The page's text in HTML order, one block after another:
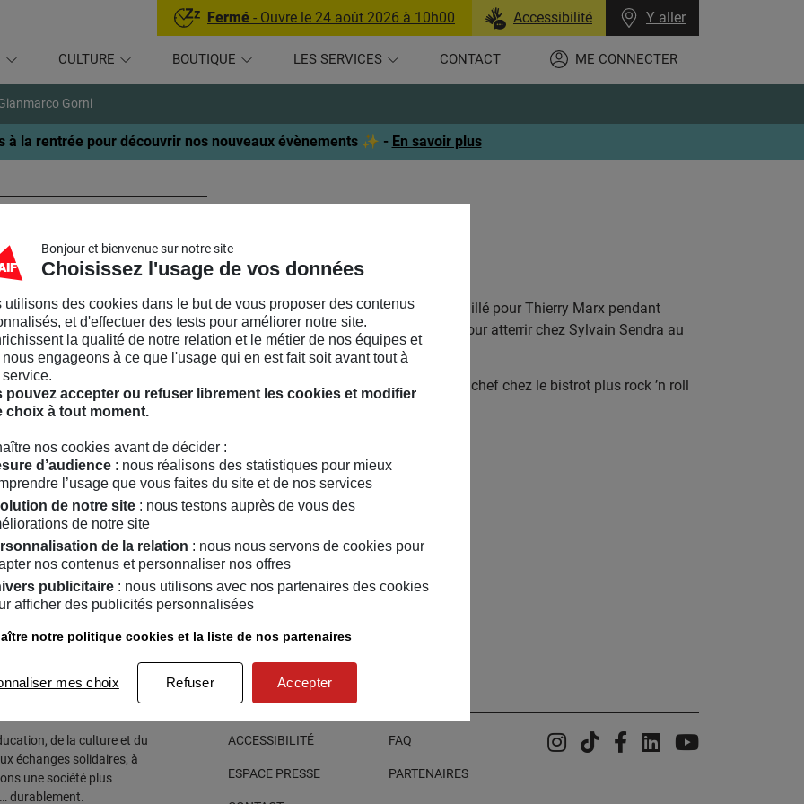
Fermé - Ouvre le 24 août 2026 à 10h00 Accessibilité Y aller
CULTURE BOUTIQUE LES SERVICES CONTACT ME CONNECTER
Gorni
à la rentrée pour découvrir nos nouveaux évènements ✨ - En savoir plus
DE CUISINE
d’origine,Gianmarco Gorni a déboulé en France il y a huit ans. Il a travaillé pour Thierry Marx pendant
ans avant de faire une escapade via les fourneaux de David Toutain, pour atterrir chez Sylvain Sendra au
Itinéraires.
de musique électro, new wave et disco/funk, Gianmarco est actuellement chef chez le bistrot plus rock ’n roll
rue Amelot, chez Goguette à Paris 11
ème
de la culture et du
échanges solidaires, à
une société plus
durablement.
ACCESSIBILITÉ
ESPACE PRESSE
FAQ
PARTENAIRES
Instagram
TiktokFacebook
LinkedinYouTube
Bonjour et bienvenue sur notre site
Choisissez l'usage de vos données
utilisons des cookies dans le but de vous proposer des contenus
et d'effectuer des tests pour améliorer notre site.
la qualité de notre relation et le métier de nos équipes et
nous engageons à ce que l'usage qui en est fait soit avant tout à
pouvez accepter ou refuser librement les cookies et modifier
choix à tout moment.
nos cookies avant de décider :
d’audience : nous réalisons des statistiques pour mieux
l’usage que vous faites du site et de nos services
de notre site : nous testons auprès de vous des
de notre site
de la relation : nous nous servons de cookies pour
nos contenus et personnaliser nos offres
publicitaire : nous utilisons avec nos partenaires des cookies
afficher des publicités personnalisées
notre politique cookies et la liste de nos partenaires
mes choix Refuser Accepter